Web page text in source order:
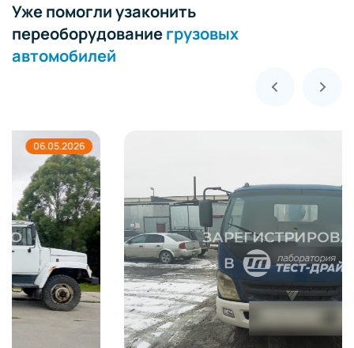
Уже помогли узаконить
переоборудованиегрузовых
автомобилей